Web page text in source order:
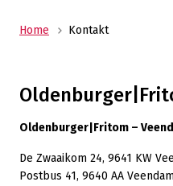
Home Kontakt
Oldenburger|Fritom –
De Zwaaikom 24, 9641 KW
Postbus 41, 9640 AA